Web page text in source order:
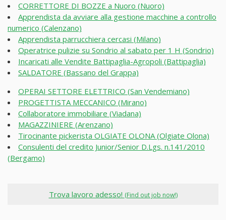
CORRETTORE DI BOZZE a Nuoro (Nuoro)
Apprendista da avviare alla gestione macchine a controllo
numerico (Calenzano)
Apprendista parrucchiera cercasi (Milano)
Operatrice pulizie su Sondrio al sabato per 1 H (Sondrio)
Incaricati alle Vendite Battipaglia-Agropoli (Battipaglia)
SALDATORE (Bassano del Grappa)
OPERAI SETTORE ELETTRICO (San Vendemiano)
PROGETTISTA MECCANICO (Mirano)
Collaboratore immobiliare (Viadana)
MAGAZZINIERE (Arenzano)
Tirocinante pickerista OLGIATE OLONA (Olgiate Olona)
Consulenti del credito Junior/Senior D.Lgs. n.141/2010
(Bergamo)
Trova lavoro adesso! (Find out job now!)